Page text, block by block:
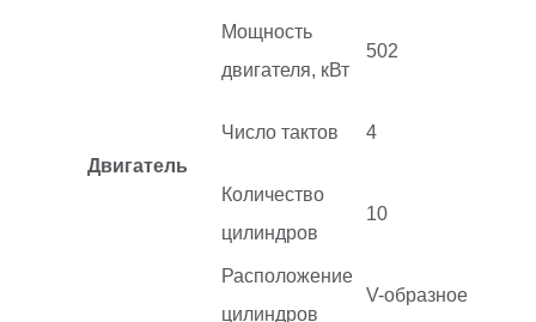
Двигатель
Мощность
двигателя, кВт
502
Число тактов 4
Количество
цилиндров
10
Расположение
цилиндров
V-образное